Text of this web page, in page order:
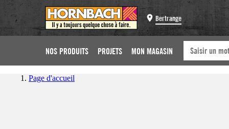
Bertrange
NOS PRODUITS PROJETS MON MAGASIN
Page d'accueil